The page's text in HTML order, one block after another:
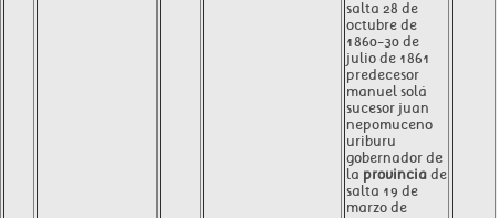
salta 28 de
octubre de
1860-30 de
julio de 1861
predecesor
manuel solá
sucesor juan
nepomuceno
uriburu
gobernador de
la provincia de
salta 19 de
marzo de